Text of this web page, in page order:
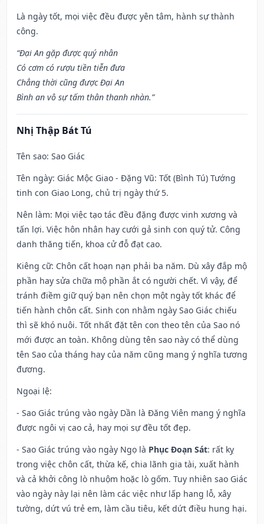
Là ngày tốt, mọi việc đều được yên tâm, hành sự thành
công.
“Đại An gặp được quý nhân
Có cơm có rượu tiền tiễn đưa
Chẳng thời cũng được Đại An
Bình an vô sự tấm thân thanh nhàn.”
Nhị Thập Bát Tú
Tên sao: Sao Giác
Tên ngày: Giác Mộc Giao - Đặng Vũ: Tốt (Bình Tú) Tướng
tinh con Giao Long, chủ trị ngày thứ 5.
Nên làm: Mọi việc tạo tác đều đặng được vinh xương và
tấn lợi. Việc hôn nhân hay cưới gả sinh con quý tử. Công
danh thăng tiến, khoa cử đỗ đạt cao.
Kiêng cữ: Chôn cất hoạn nạn phải ba năm. Dù xây đắp mộ
phần hay sửa chữa mộ phần ắt có người chết. Vì vậy, để
tránh điềm giữ quý bạn nên chọn một ngày tốt khác để
tiến hành chôn cất. Sinh con nhằm ngày Sao Giác chiếu
thì sẽ khó nuôi. Tốt nhất đặt tên con theo tên của Sao nó
mới được an toàn. Không dùng tên sao này có thể dùng
tên Sao của tháng hay của năm cũng mang ý nghĩa tương
đương.
Ngoại lệ:
- Sao Giác trúng vào ngày Dần là Đăng Viên mang ý nghĩa
được ngôi vị cao cả, hay mọi sự đều tốt đẹp.
- Sao Giác trúng vào ngày Ngọ là Phục Đoạn Sát: rất kỵ
trong việc chôn cất, thừa kế, chia lãnh gia tài, xuất hành
và cả khởi công lò nhuộm hoặc lò gốm. Tuy nhiên sao Giác
vào ngày này lại nên làm các việc như lấp hang lỗ, xây
tường, dứt vú trẻ em, làm cầu tiêu, kết dứt điều hung hại.